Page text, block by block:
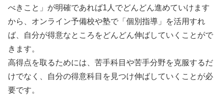
べきこと」が明確であれば1人でどんどん進めていけます
から、オンライン予備校や塾で「個別指導」を活用すれ
ば、自分が得意なところをどんどん伸ばしていくことがで
きます。
高得点を取るためには、苦手科目や苦手分野を克服するだ
けでなく、自分の得意科目を見つけ伸ばしていくことが必
要です。